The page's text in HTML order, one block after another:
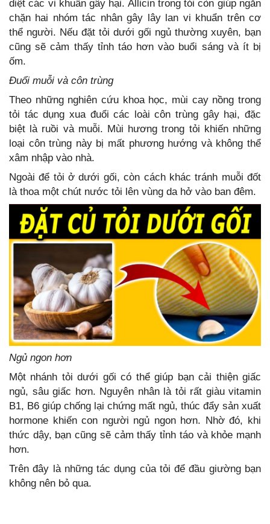
diệt các vi khuẩn gây hại. Allicin trong tỏi còn giúp ngăn
chặn hai nhóm tác nhân gây lây lan vi khuẩn trên cơ
thể người. Nếu đặt tỏi dưới gối ngủ thường xuyên, bạn
cũng sẽ cảm thấy tỉnh táo hơn vào buổi sáng và ít bị
ốm.
Đuổi muỗi và côn trùng
Theo những nghiên cứu khoa học, mùi cay nồng trong
tỏi tác dụng xua đuổi các loài côn trùng gây hại, đặc
biệt là ruồi và muỗi. Mùi hương trong tỏi khiến những
loại côn trùng này bị mất phương hướng và không thể
xâm nhập vào nhà.
Ngoài để tỏi ở dưới gối, còn cách khác tránh muỗi đốt
là thoa một chút nước tỏi lên vùng da hở vào ban đêm.
Ngủ ngon hơn
Một nhánh tỏi dưới gối có thể giúp bạn cải thiện giấc
ngủ, sâu giấc hơn. Nguyên nhân là tỏi rất giàu vitamin
B1, B6 giúp chống lại chứng mất ngủ, thúc đẩy sản xuất
hormone khiến con người ngủ ngon hơn. Nhờ đó, khi
thức dậy, bạn cũng sẽ cảm thấy tỉnh táo và khỏe mạnh
hơn.
Trên đây là những tác dụng của tỏi để đầu giường bạn
không nên bỏ qua.